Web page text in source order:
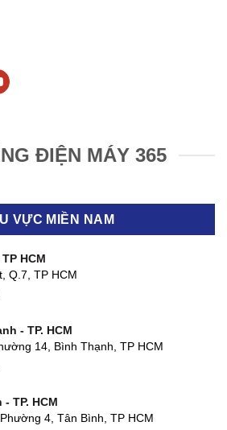
ĐIỆN MÁY 365
VỰC MIỀN NAM
HCM
Q.7, TP HCM
- TP. HCM
14, Bình Thạnh, TP HCM
TP. HCM
4, Tân Bình, TP HCM